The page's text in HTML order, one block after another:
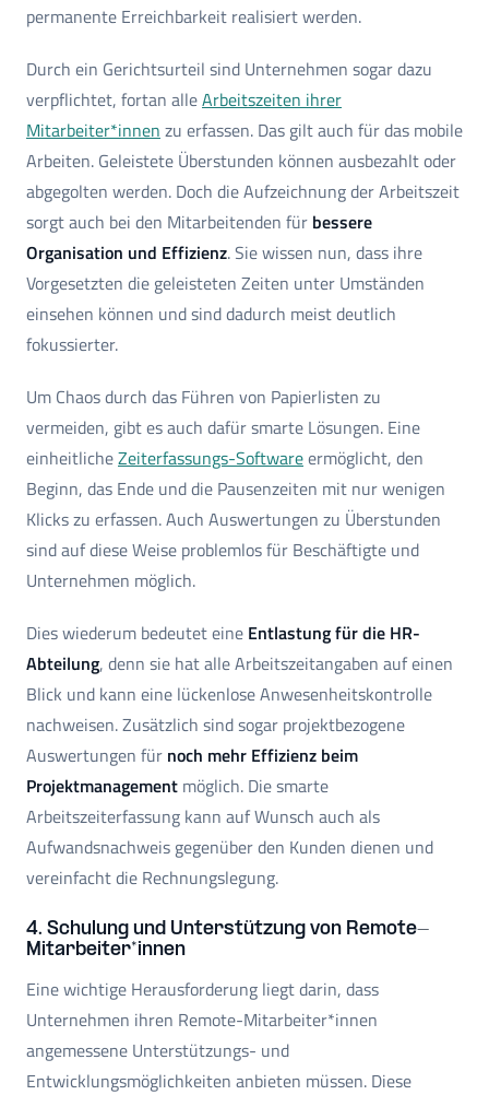
permanente Erreichbarkeit realisiert werden.
Durch ein Gerichtsurteil sind Unternehmen sogar dazu
verpflichtet, fortan alleArbeitszeiten ihrer
Mitarbeiter*innen zu erfassen. Das gilt auch für das mobile
Arbeiten. Geleistete Überstunden können ausbezahlt oder
abgegolten werden. Doch die Aufzeichnung der Arbeitszeit
sorgt auch bei den Mitarbeitenden für bessere
Organisation und Effizienz. Sie wissen nun, dass ihre
Vorgesetzten die geleisteten Zeiten unter Umständen
einsehen können und sind dadurch meist deutlich
fokussierter.
Um Chaos durch das Führen von Papierlisten zu
vermeiden, gibt es auch dafür smarte Lösungen. Eine
einheitlicheZeiterfassungs-Softwareermöglicht, den
Beginn, das Ende und die Pausenzeiten mit nur wenigen
Klicks zu erfassen. Auch Auswertungen zu Überstunden
sind auf diese Weise problemlos für Beschäftigte und
Unternehmen möglich.
Dies wiederum bedeutet eine Entlastung für die HR-
Abteilung, denn sie hat alle Arbeitszeitangaben auf einen
Blick und kann eine lückenlose Anwesenheitskontrolle
nachweisen. Zusätzlich sind sogar projektbezogene
Auswertungen für noch mehr Effizienz beim
Projektmanagement möglich. Die smarte
Arbeitszeiterfassung kann auf Wunsch auch als
Aufwandsnachweis gegenüber den Kunden dienen und
vereinfacht die Rechnungslegung.
4. Schulung und Unterstützung von Remote-
Mitarbeiter*innen
Eine wichtige Herausforderung liegt darin, dass
Unternehmen ihren Remote-Mitarbeiter*innen
angemessene Unterstützungs- und
Entwicklungsmöglichkeiten anbieten müssen. Diese